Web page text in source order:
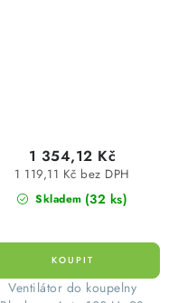
Skladem (32 ks)
1 119,11 Kč bez DPH
1 354,12 Kč
Ventilátor do koupelny